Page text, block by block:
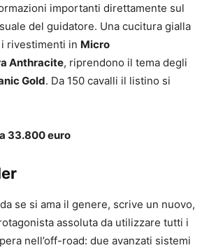
importanti direttamente sul
del guidatore. Una cucitura gialla
rivestimenti in Micro
Anthracite, riprendono il tema degli
Gold. Da 150 cavalli il listino si
33.800 euro
se si ama il genere, scrive un nuovo,
assoluta da utilizzare tutti i
nell’off-road: due avanzati sistemi